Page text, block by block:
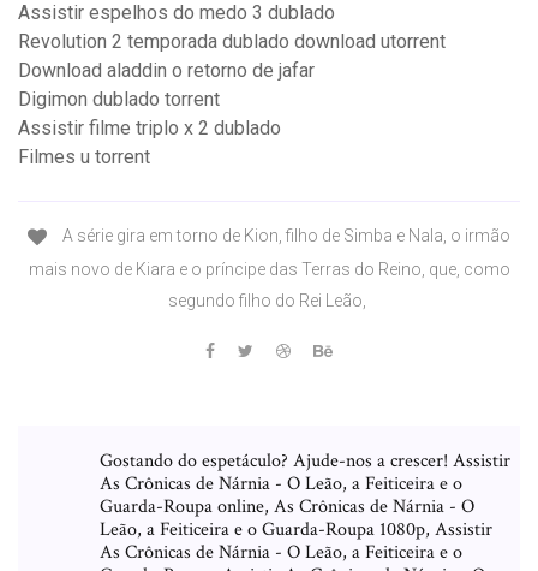
Assistir espelhos do medo 3 dublado
Revolution 2 temporada dublado download utorrent
Download aladdin o retorno de jafar
Digimon dublado torrent
Assistir filme triplo x 2 dublado
Filmes u torrent
A série gira em torno de Kion, filho de Simba e Nala, o irmão
mais novo de Kiara e o príncipe das Terras do Reino, que, como
segundo filho do Rei Leão,
Gostando do espetáculo? Ajude-nos a crescer! Assistir
As Crônicas de Nárnia - O Leão, a Feiticeira e o
Guarda-Roupa online, As Crônicas de Nárnia - O
Leão, a Feiticeira e o Guarda-Roupa 1080p, Assistir
As Crônicas de Nárnia - O Leão, a Feiticeira e o